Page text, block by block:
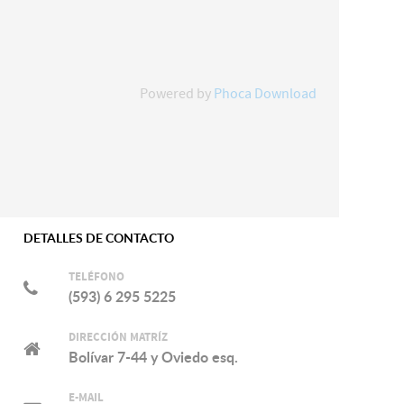
Powered by Phoca Download
DETALLES DE CONTACTO
TELÉFONO
(593) 6 295 5225
DIRECCIÓN MATRÍZ
Bolívar 7-44 y Oviedo esq.
E-MAIL